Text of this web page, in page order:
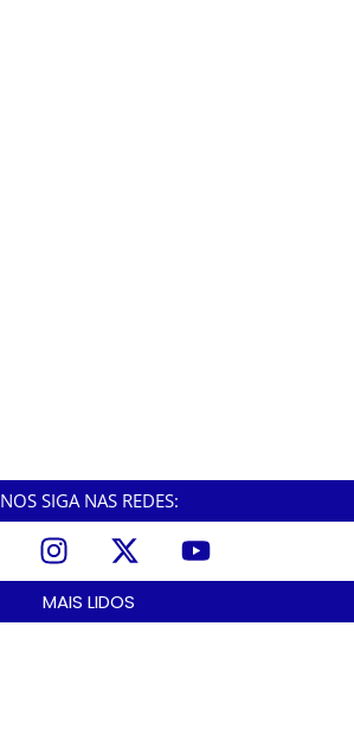
NOS SIGA NAS REDES:
MAIS LIDOS